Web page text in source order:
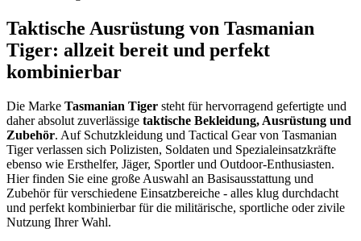
Taktische Ausrüstung von Tasmanian
Tiger: allzeit bereit und perfekt
kombinierbar
Die Marke Tasmanian Tiger steht für hervorragend gefertigte und
daher absolut zuverlässige taktische Bekleidung, Ausrüstung und
Zubehör. Auf Schutzkleidung und Tactical Gear von Tasmanian
Tiger verlassen sich Polizisten, Soldaten und Spezialeinsatzkräfte
ebenso wie Ersthelfer, Jäger, Sportler und Outdoor-Enthusiasten.
Hier finden Sie eine große Auswahl an Basisausstattung und
Zubehör für verschiedene Einsatzbereiche - alles klug durchdacht
und perfekt kombinierbar für die militärische, sportliche oder zivile
Nutzung Ihrer Wahl.